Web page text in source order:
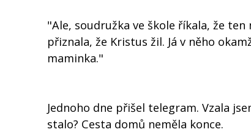
"Ale, soudružka ve škole říkala, že
přiznala, že Kristus žil. Já v něho
maminka."
Jednoho dne přišel telegram. Vzala
stalo? Cesta domů neměla konce.